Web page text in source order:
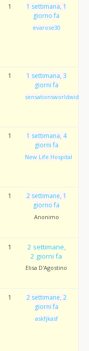
1
1 settimana, 1
giorno fa
evarose30
1
1 settimana, 3
giorni fa
sensationsworldwide
1
1 settimana, 4
giorni fa
New Life Hospital
1
2 settimane, 1
giorno fa
Anonimo
1
2 settimane,
2 giorni fa
Elisa D'Agostino
1
2 settimane, 2
giorni fa
askfjkasf